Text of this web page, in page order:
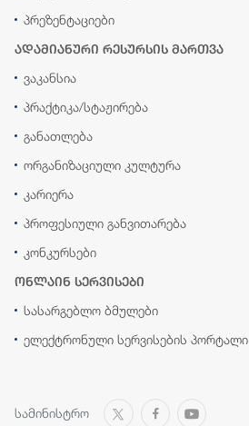
პრეზენტაციები
ადამიანური რესურსის მართვა
ვაკანსია
პრაქტიკა/სტაჟირება
განათლება
ორგანიზაციული კულტურა
კარიერა
პროფესიული განვითარება
კონკურსები
ონლაინ სერვისები
სასარგებლო ბმულები
ელექტრონული სერვისების პორტალი
სამინისტრო